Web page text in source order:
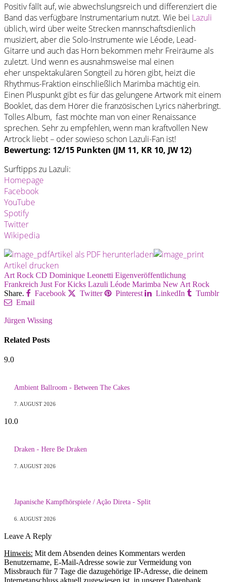
Positiv fällt auf, wie abwechslungsreich und differenziert die
Band das verfügbare Instrumentarium nutzt. Wie bei Lazuli
üblich, wird über weite Strecken mannschaftsdienlich
musiziert, aber die Solo-Instrumente wie Léode, Lead-
Gitarre und auch das Horn bekommen mehr Freiräume als
zuletzt. Und wenn es ausnahmsweise mal einen
eher unspektakulären Songteil zu hören gibt, heizt die
Rhythmus-Fraktion einschließlich Marimba mächtig ein.
Einen Pluspunkt gibt es für das gelungene Artwork mit einem
Booklet, das dem Hörer die französischen Lyrics näherbringt.
Tolles Album, fast möchte man von einer Renaissance
sprechen. Sehr zu empfehlen, wenn man kraftvollen New
Artrock liebt – oder sowieso schon Lazuli-Fan ist!
Bewertung: 12/15 Punkten (JM 11, KR 10, JW 12)
Surftipps zu Lazuli:
Homepage
Facebook
YouTube
Spotify
Twitter
Wikipedia
Artikel als PDF herunterladen
Artikel drucken
Art Rock CD Dominique Leonetti Eigenveröffentlichung
Frankreich Just For Kicks Lazuli Léode Marimba New Art Rock
Share.
Facebook Twitter Pinterest LinkedIn
Tumblr
Email
Jürgen Wissing
Related Posts
9.0
Ambient Ballroom - Between The Cakes
7. AUGUST 2026
10.0
Draken - Here Be Draken
7. AUGUST 2026
Japanische Kampfhörspiele / Ação Direta - Split
6. AUGUST 2026
Leave A Reply
Hinweis: Mit dem Absenden deines Kommentars werden
Benutzername, E-Mail-Adresse sowie zur Vermeidung von
Missbrauch für 7 Tage die dazugehörige IP-Adresse, die deinem
Internetanschluss aktuell zugewiesen ist, in unserer Datenbank